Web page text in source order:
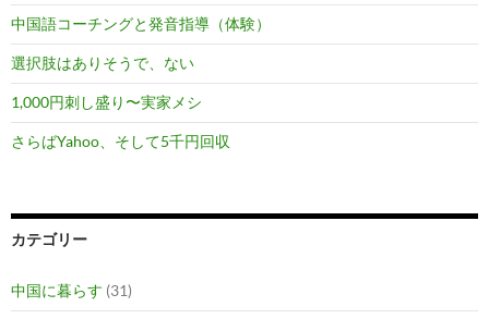
中国語コーチングと発音指導（体験）
選択肢はありそうで、ない
1,000円刺し盛り〜実家メシ
さらばYahoo、そして5千円回収
カテゴリー
中国に暮らす (31)